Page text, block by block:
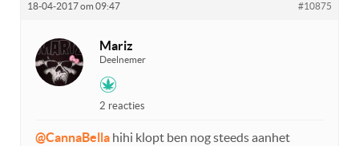
18-04-2017 om 09:47 #10875
Mariz
Deelnemer
2 reacties
@CannaBella hihi klopt ben nog steeds aanhet